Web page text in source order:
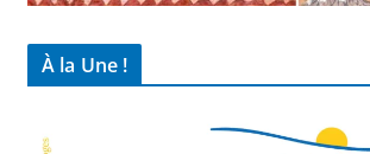
À la Une !